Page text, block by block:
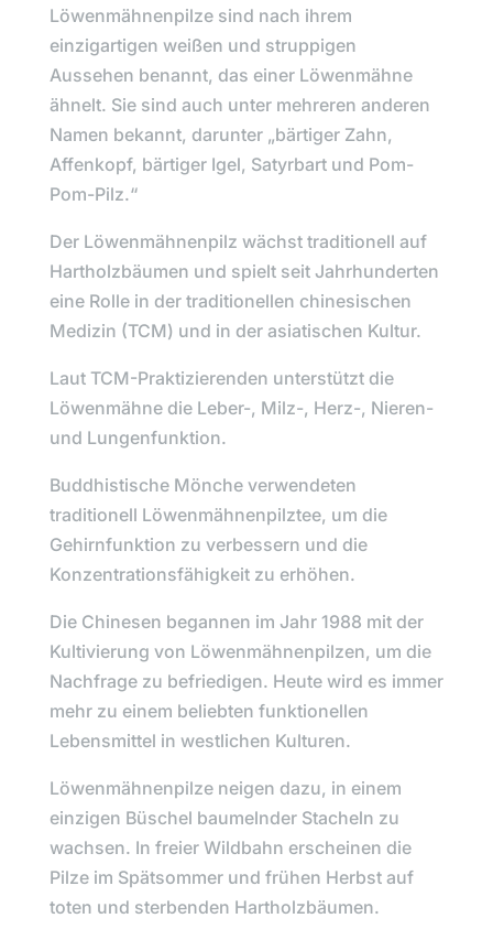
Löwenmähnenpilzesind nach ihrem
einzigartigen weißen und struppigen
Aussehen benannt, das einer Löwenmähne
ähnelt. Sie sind auch unter mehreren anderen
Namen bekannt, darunter „bärtiger Zahn,
Affenkopf, bärtiger Igel, Satyrbart und Pom-
Pom-Pilz.“
Der Löwenmähnenpilz wächst traditionell auf
Hartholzbäumen und spielt seit Jahrhunderten
eine Rolle in der traditionellen chinesischen
Medizin (TCM) und in der asiatischen Kultur.
Laut TCM-Praktizierenden unterstützt die
Löwenmähne die Leber-, Milz-, Herz-, Nieren-
und Lungenfunktion.
Buddhistische Mönche verwendeten
traditionell Löwenmähnenpilztee, um die
Gehirnfunktion zu verbessern und die
Konzentrationsfähigkeit zu erhöhen.
Die Chinesen begannen im Jahr 1988 mit der
Kultivierung von Löwenmähnenpilzen, um die
Nachfrage zu befriedigen. Heute wird es immer
mehr zu einem beliebten funktionellen
Lebensmittel in westlichen Kulturen.
Löwenmähnenpilzeneigen dazu, in einem
einzigen Büschel baumelnder Stacheln zu
wachsen. In freier Wildbahn erscheinen die
Pilze im Spätsommer und frühen Herbst auf
toten und sterbenden Hartholzbäumen.